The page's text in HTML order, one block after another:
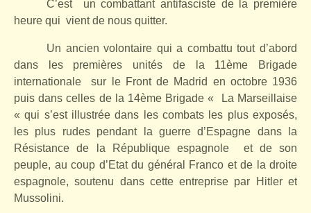
C’est
un combattant antifasciste de la première
heure qui vient de nous quitter.
Un ancien volontaire qui a combattu tout d’abord
dans les premières unités de la 11ème Brigade
internationale
sur le Front de Madrid en octobre 1936
puis dans celles de la 14ème Brigade « La Marseillaise
« qui s’est illustrée dans les combats les plus exposés,
les plus rudes pendant la guerre d’Espagne dans la
Résistance de la République espagnole
et de son
peuple, au coup d’Etat du général Franco et de la droite
espagnole, soutenu dans cette entreprise par Hitler et
Mussolini.